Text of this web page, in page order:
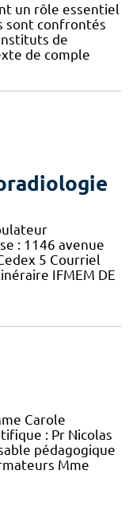
un rôle essentiel
sont confrontés
de
de comple
: 1146 avenue
5 Courriel
IFMEM DE
Carole
: Pr Nicolas
pédagogique
Mme